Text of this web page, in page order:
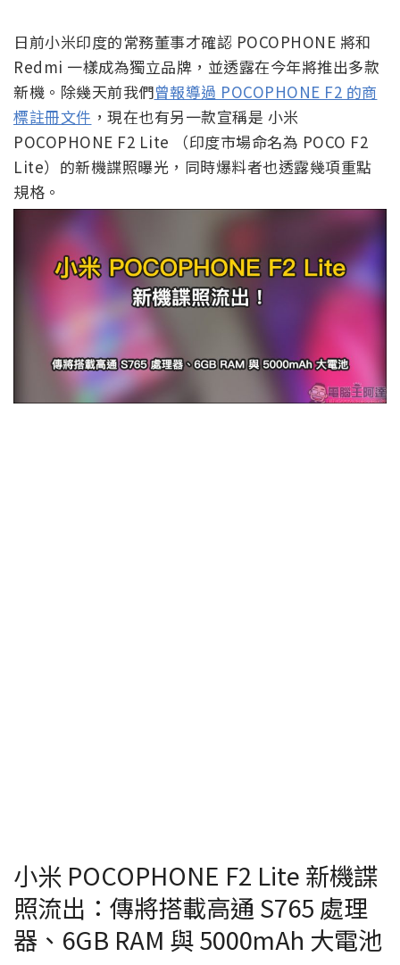
日前小米印度的常務董事才確認 POCOPHONE 將和
Redmi 一樣成為獨立品牌，並透露在今年將推出多款
新機。除幾天前我們曾報導過 POCOPHONE F2 的商
標註冊文件 ，現在也有另一款宣稱是 小米
POCOPHONE F2 Lite （印度市場命名為 POCO F2
Lite）的新機諜照曝光，同時爆料者也透露幾項重點
規格。
小米 POCOPHONE F2 Lite 新機諜
照流出：傳將搭載高通 S765 處理
器、6GB RAM 與 5000mAh 大電池